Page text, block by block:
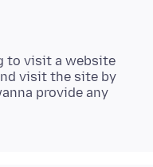
to visit a website
visit the site by
provide any